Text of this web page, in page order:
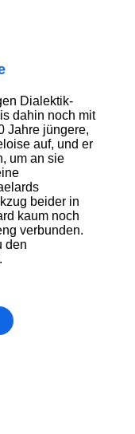
Dialektik-
dahin noch mit
Jahre jüngere,
auf, und er
um an sie
beider in
kaum noch
verbunden.
den